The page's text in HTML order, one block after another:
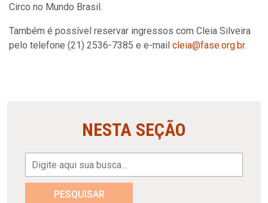
Circo no Mundo Brasil.
Também é possível reservar ingressos com Cleia Silveira
pelo telefone (21) 2536-7385 e e-mail cleia@fase.org.br.
NESTA SEÇÃO
PESQUISAR